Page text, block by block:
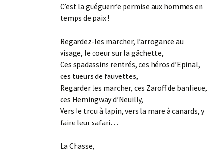
C’est la guéguerr’e permise aux hommes en
temps de paix !
Regardez-les marcher, l’arrogance au
visage, le coeur sur la gâchette,
Ces spadassins rentrés, ces héros d’Epinal,
ces tueurs de fauvettes,
Regarder les marcher, ces Zaroff de banlieue,
ces Hemingway d’Neuilly,
Vers le trou à lapin, vers la mare à canards, y
faire leur safari…
La Chasse,